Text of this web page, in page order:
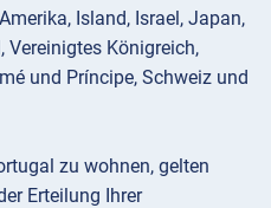
Island, Israel, Japan,
Vereinigtes Königreich,
und Príncipe, Schweiz und
zu wohnen, gelten
Erteilung Ihrer